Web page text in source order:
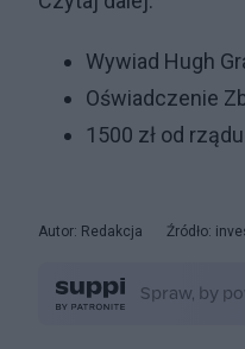
Wywiad Hugh
Oświadczenie
1500 zł od
Autor: Redakcja Źródło: